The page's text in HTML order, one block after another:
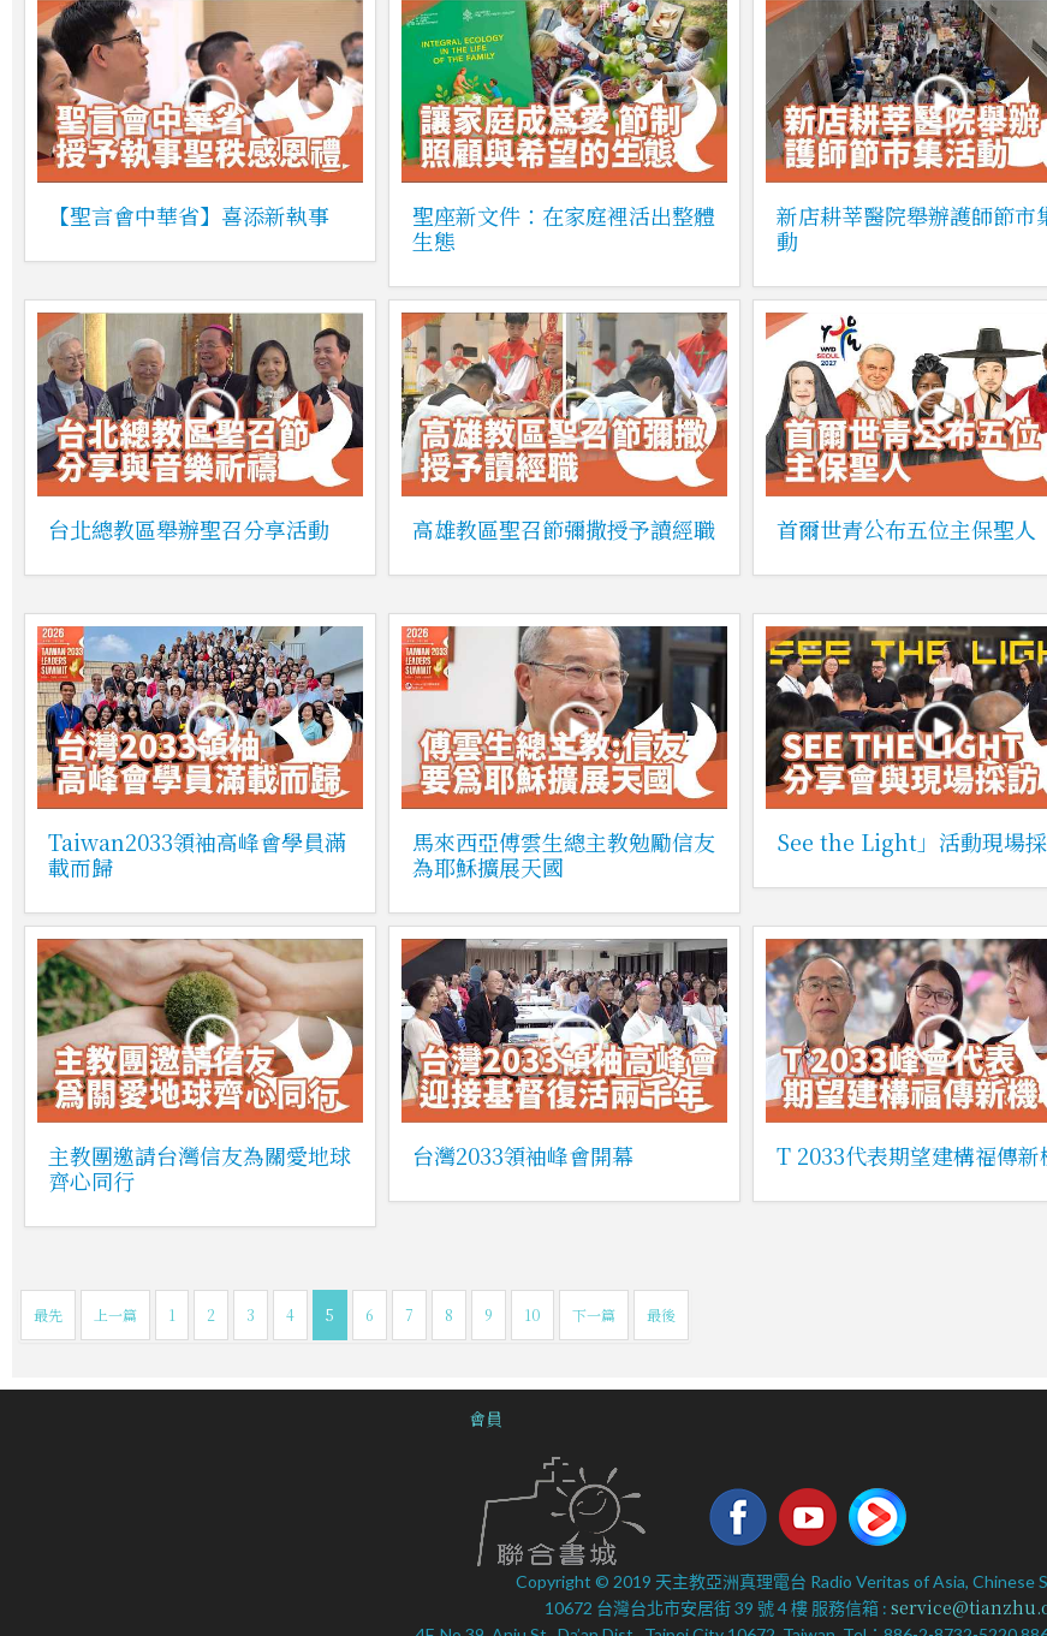
【聖言會中華省】喜添新執事
聖座新文件：在家庭裡活出整體
生態
新店耕莘醫院舉辦護師節市
動
台北總教區舉辦聖召分享活動 高雄教區聖召節彌撒授予讀經職 首爾世青公布五位主保聖人
Taiwan2033領袖高峰會學員滿
載而歸
馬來西亞傅雲生總主教勉勵信友
為耶穌擴展天國
See the Light」活動現場
主教團邀請台灣信友為關愛地球
齊心同行
台灣2033領袖峰會開幕 T 2033代表期望建構福傳新
最先 上一篇 1 2 3 4 5 6 7 8 9 10 下一篇 最後
會員
Copyright © 2019 天主教亞洲真理電台 Radio Veritas of Asia, Chinese
10672 台灣台北市安居街 39 號 4 樓 服務信箱 :